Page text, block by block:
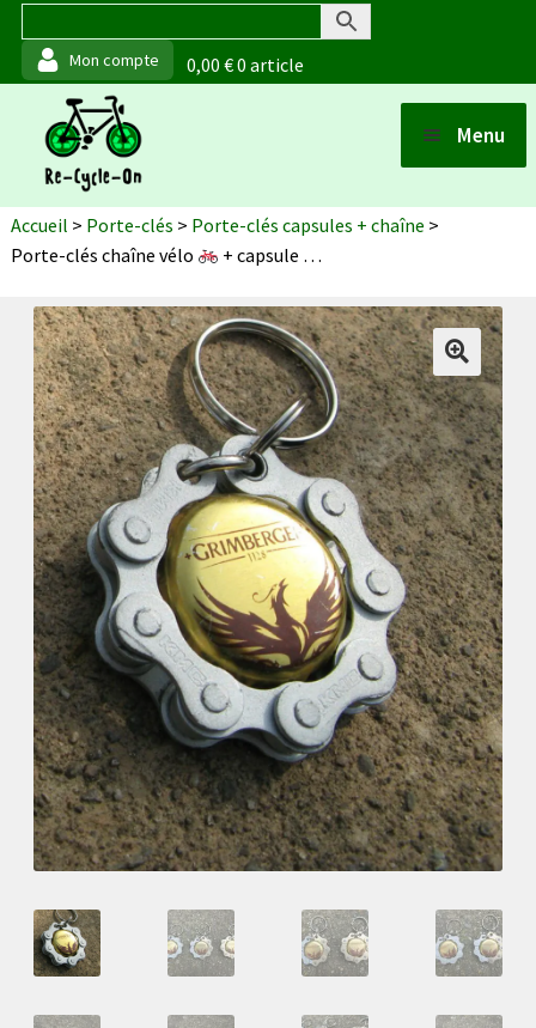
0,00€0 article
Aller
navigation
Aller
au
contenu
Menu
Boutique
Matériaux et fabrication
Ouvrir
Actualités
Ouvrir
À propos (de moi)
Accueil > Porte-clés > Porte-clés capsules + chaîne >
Porte-clés chaîne vélo
+ capsule